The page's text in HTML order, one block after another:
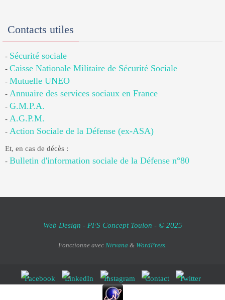
Contacts utiles
- Sécurité sociale
- Caisse Nationale Militaire de Sécurité Sociale
- Mutuelle UNEO
- Annuaire des services sociaux en France
- G.M.P.A.
- A.G.P.M.
- Action Sociale de la Défense (ex-ASA)
Et, en cas de décès :
- Bulletin d'information sociale de la Défense n°80
Web Design - PFS Concept Toulon - © 2025
Fonctionne avec Nirvana & WordPress.